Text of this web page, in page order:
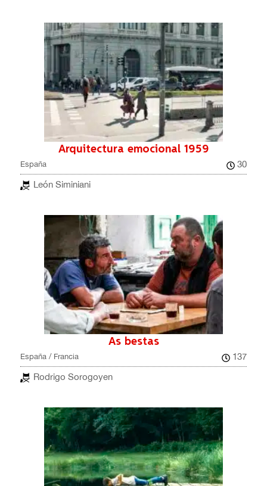
Arquitectura emocional 1959
España
30
León Siminiani
As bestas
España / Francia
137
Rodrigo Sorogoyen